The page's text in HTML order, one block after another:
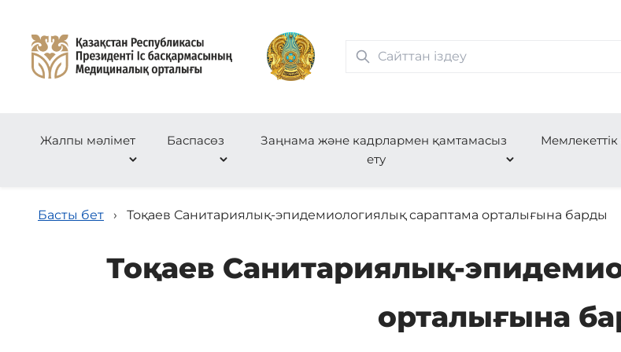
Жалпы мәлімет Баспасөз
Заңнама және кадрлармен қамтамасыз
ету
Басты бет › Тоқаев Санитариялық-эпидемиологиялық сараптама орталығына барды
Тоқаев Санитариялық-
орталығына